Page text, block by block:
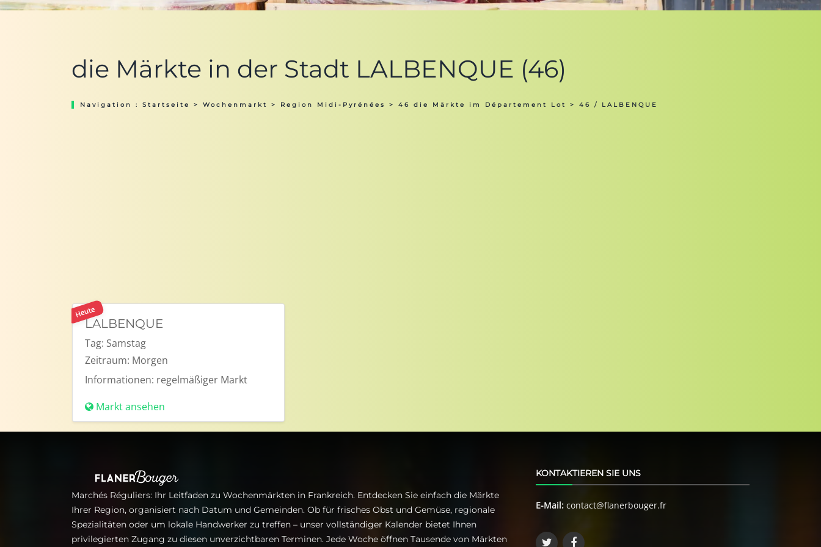
die Märkte in der Stadt LALBENQUE (46)
Navigation : Startseite > Wochenmarkt > Region Midi-Pyrénées > 46 die Märkte im Département Lot > 46 / LALBENQUE
Heute
LALBENQUE
Tag: Samstag
Zeitraum: Morgen
Informationen: regelmäßiger Markt
Markt ansehen
Marchés Réguliers: Ihr Leitfaden zu Wochenmärkten in Frankreich. Entdecken Sie einfach die Märkte
Ihrer Region, organisiert nach Datum und Gemeinden. Ob für frisches Obst und Gemüse, regionale
Spezialitäten oder um lokale Handwerker zu treffen – unser vollständiger Kalender bietet Ihnen
privilegierten Zugang zu diesen unverzichtbaren Terminen. Jede Woche öffnen Tausende von Märkten
KONTAKTIEREN SIE UNS
E-Mail: contact@flanerbouger.fr